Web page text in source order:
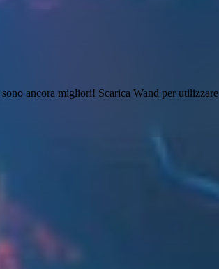
sono ancora migliori! Scarica Wand per utilizzare